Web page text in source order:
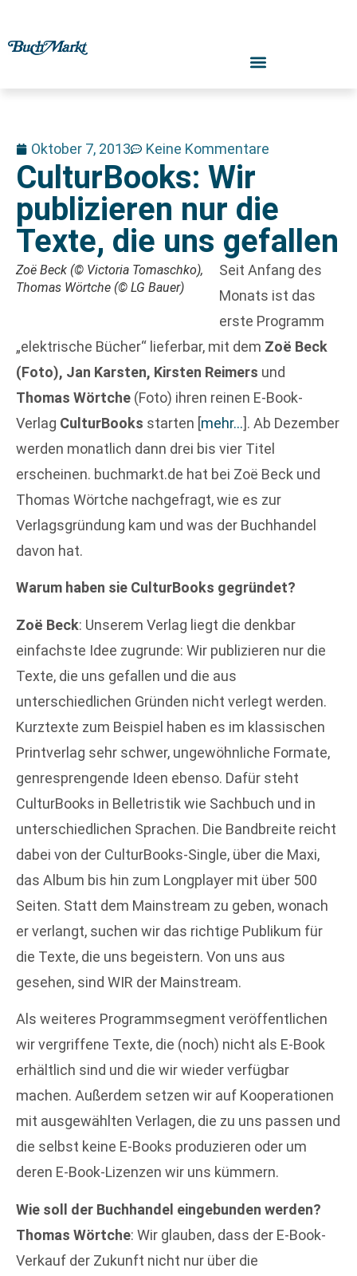
Oktober 7, 2013 Keine Kommentare
CulturBooks: Wir
publizieren nur die
Texte, die uns gefallen
Zoë Beck (© Victoria Tomaschko),
Thomas Wörtche (© LG Bauer)
Seit Anfang des
Monats ist das
erste Programm
„elektrische Bücher“ lieferbar, mit dem Zoë Beck
(Foto), Jan Karsten, Kirsten Reimers und
Thomas Wörtche (Foto) ihren reinen E-Book-
Verlag CulturBooks starten [mehr…]. Ab Dezember
werden monatlich dann drei bis vier Titel
erscheinen. buchmarkt.de hat bei Zoë Beck und
Thomas Wörtche nachgefragt, wie es zur
Verlagsgründung kam und was der Buchhandel
davon hat.
Warum haben sie CulturBooks gegründet?
Zoë Beck: Unserem Verlag liegt die denkbar
einfachste Idee zugrunde: Wir publizieren nur die
Texte, die uns gefallen und die aus
unterschiedlichen Gründen nicht verlegt werden.
Kurztexte zum Beispiel haben es im klassischen
Printverlag sehr schwer, ungewöhnliche Formate,
genresprengende Ideen ebenso. Dafür steht
CulturBooks in Belletristik wie Sachbuch und in
unterschiedlichen Sprachen. Die Bandbreite reicht
dabei von der CulturBooks-Single, über die Maxi,
das Album bis hin zum Longplayer mit über 500
Seiten. Statt dem Mainstream zu geben, wonach
er verlangt, suchen wir das richtige Publikum für
die Texte, die uns begeistern. Von uns aus
gesehen, sind WIR der Mainstream.
Als weiteres Programmsegment veröffentlichen
wir vergriffene Texte, die (noch) nicht als E-Book
erhältlich sind und die wir wieder verfügbar
machen. Außerdem setzen wir auf Kooperationen
mit ausgewählten Verlagen, die zu uns passen und
die selbst keine E-Books produzieren oder um
deren E-Book-Lizenzen wir uns kümmern.
Wie soll der Buchhandel eingebunden werden?
Thomas Wörtche: Wir glauben, dass der E-Book-
Verkauf der Zukunft nicht nur über die